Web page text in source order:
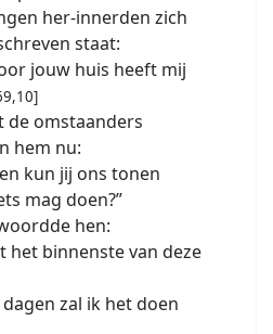
her-innerden zich
staat:
jouw huis heeft mij
de omstaanders
hem nu:
kun jij ons tonen
mag doen?”
hen:
het binnenste van deze
zal ik het doen